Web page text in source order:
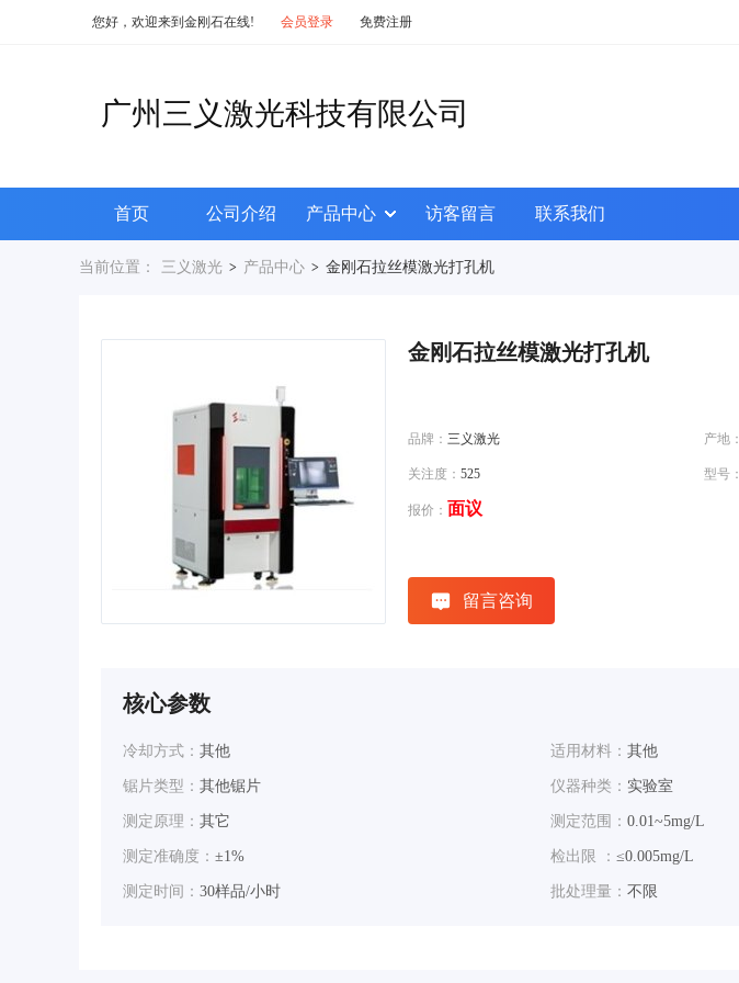
您好，欢迎来到金刚石在线! 会员登录 免费注册
广州三义激光科技有限公司
首页 公司介绍 产品中心 访客留言 联系我们
当前位置： 三义激光 > 产品中心 > 金刚石拉丝模激光打孔机
金刚石拉丝模激光打孔机
品牌： 三义激光 产地：
关注度： 525 型号：
报价： 面议
留言咨询
核心参数
冷却方式： 其他 适用材料： 其他
锯片类型： 其他锯片 仪器种类： 实验室
测定原理： 其它 测定范围： 0.01~5mg/L
测定准确度： ±1% 检出限 ： ≤0.005mg/L
测定时间： 30样品/小时 批处理量： 不限